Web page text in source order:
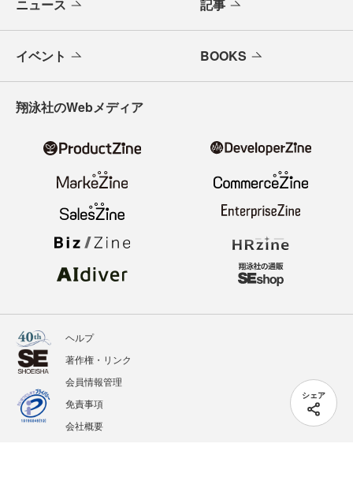
シェア
ニュース 記事
イベント BOOKS
翔泳社のWebメディア
ヘルプ
著作権・リンク
会員情報管理
免責事項
会社概要